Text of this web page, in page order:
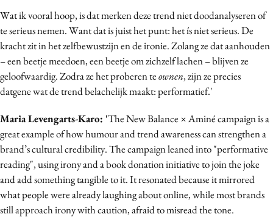
Wat ik vooral hoop, is dat merken deze trend niet doodanalyseren of
te serieus nemen. Want dat is juist het punt: het ís niet serieus. De
kracht zit in het zelfbewustzijn en de ironie. Zolang ze dat aanhouden
– een beetje meedoen, een beetje om zichzelf lachen – blijven ze
geloofwaardig. Zodra ze het proberen teownen, zijn ze precies
datgene wat de trend belachelijk maakt: performatief.'
Maria Levengarts-Karo: 'The New Balance × Aminé campaign is a
great example of how humour and trend awareness can strengthen a
brand’s cultural credibility. The campaign leaned into "performative
reading", using irony and a book donation initiative to join the joke
and add something tangible to it. It resonated because it mirrored
what people were already laughing about online, while most brands
still approach irony with caution, afraid to misread the tone.